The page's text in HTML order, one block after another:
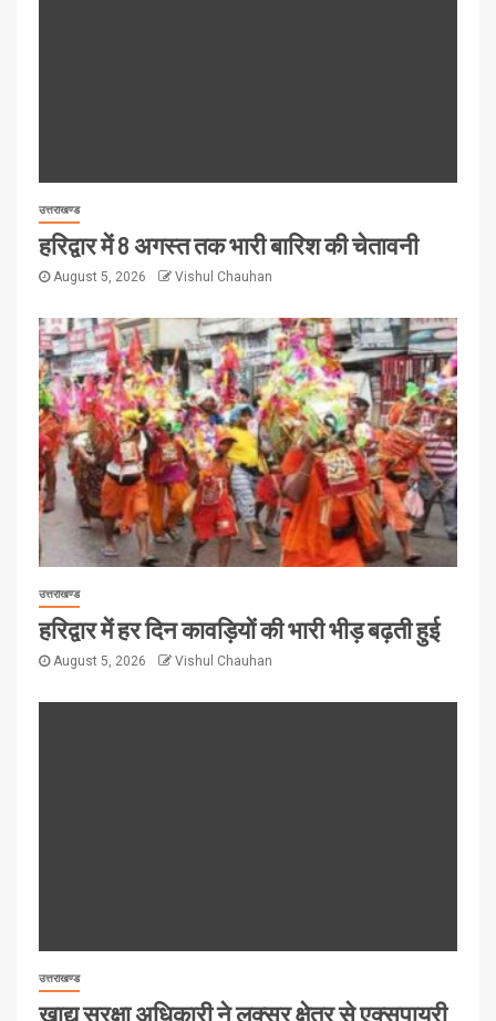
उत्तराखण्ड
हरिद्वार में 8 अगस्त तक भारी बारिश की चेतावनी
August 5, 2026 Vishul Chauhan
उत्तराखण्ड
हरिद्वार में हर दिन कावड़ियों की भारी भीड़ बढ़ती हुई
August 5, 2026 Vishul Chauhan
उत्तराखण्ड
खाद्य सुरक्षा अधिकारी ने लक्सर क्षेत्र से एक्सपायरी